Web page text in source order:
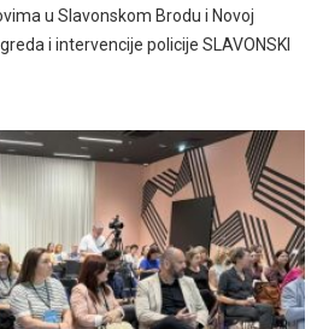
u Slavonskom Brodu i Novoj
i intervencije policije SLAVONSKI